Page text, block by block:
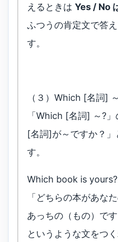
えるときは Yes / No
ふつうの肯定文で答
す。
（３）Which [名詞]
「Which [名詞] ～?
[名詞]が～ですか？」
す。
Which book is
「どちらの本があな
あっちの（もの）です
というような文をつく